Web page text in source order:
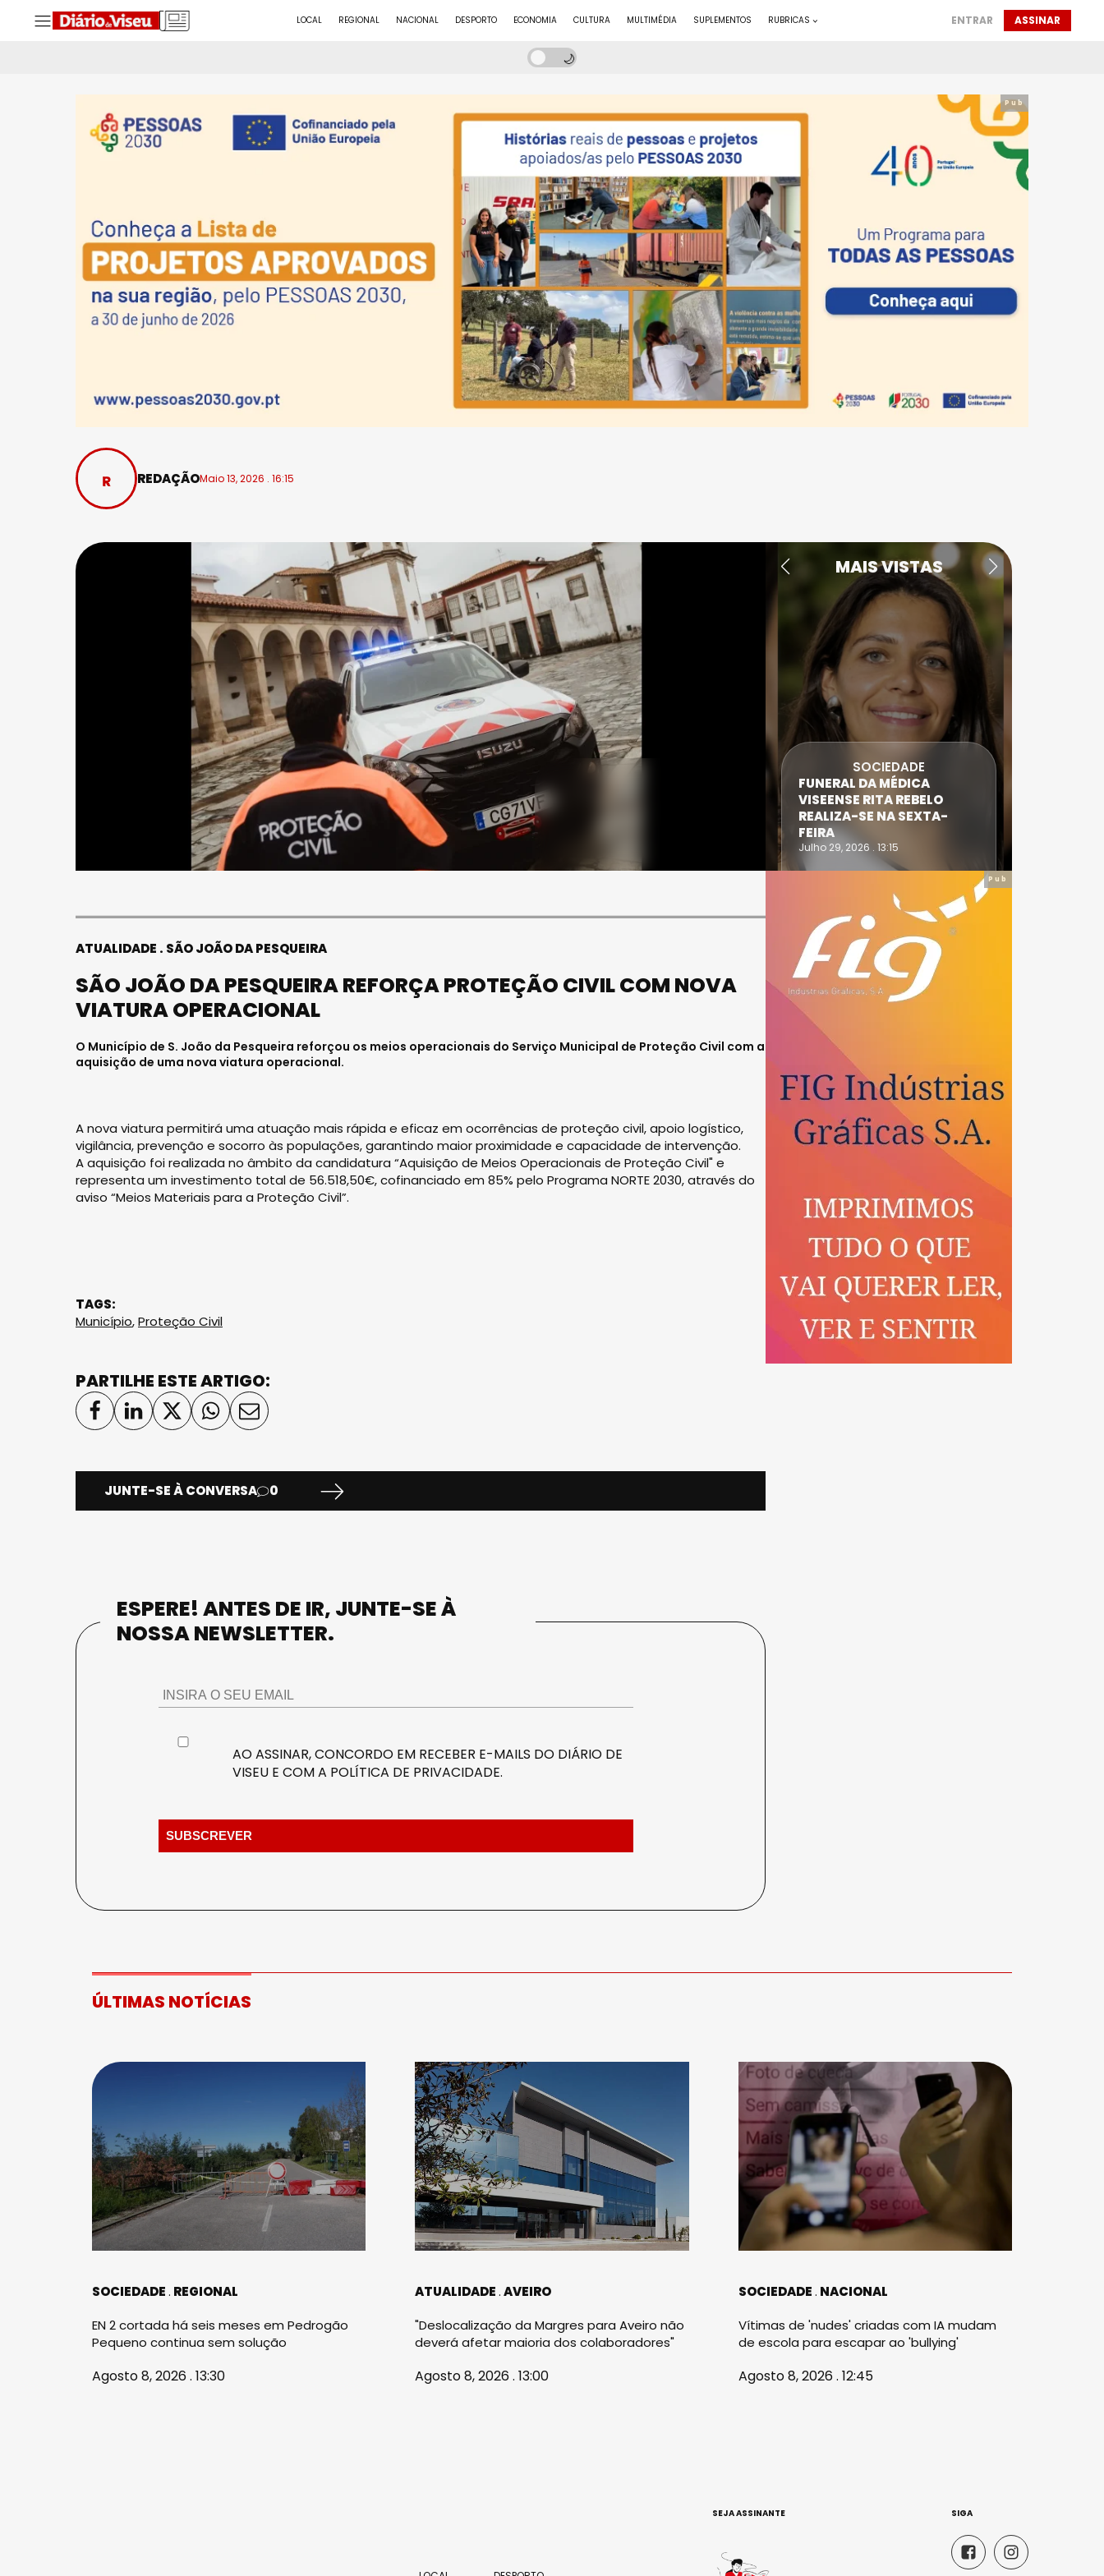
LOCAL REGIONAL NACIONAL DESPORTO ECONOMIA CULTURA MULTIMÉDIA SUPLEMENTOS RUBRICAS ENTRAR ASSINAR
Pub
REDAÇÃOMaio 13, 2026 . 16:15
ATUALIDADE SÃO JOÃO DA PESQUEIRA
SÃO JOÃO DA PESQUEIRA REFORÇA PROTEÇÃO CIVIL COM NOVA
VIATURA OPERACIONAL
O Município de S. João da Pesqueira reforçou os meios operacionais do Serviço Municipal de Proteção Civil com a
aquisição de uma nova viatura operacional.
A nova viatura permitirá uma atuação mais rápida e eficaz em ocorrências de proteção civil, apoio logístico,
vigilância, prevenção e socorro às populações, garantindo maior proximidade e capacidade de intervenção.
A aquisição foi realizada no âmbito da candidatura “Aquisição de Meios Operacionais de Proteção Civil" e
representa um investimento total de 56.518,50€, cofinanciado em 85% pelo Programa NORTE 2030, através do
aviso “Meios Materiais para a Proteção Civil”.
TAGS:
Município,Proteção Civil
PARTILHE ESTE ARTIGO:
JUNTE-SE À CONVERSA 0
ESPERE! ANTES DE IR, JUNTE-SE À
NOSSA NEWSLETTER.
AO ASSINAR, CONCORDO EM RECEBER E-MAILS DO DIÁRIO DE
VISEU E COM A POLÍTICA DE PRIVACIDADE.
MAIS VISTAS
SOCIEDADE
FUNERAL DA MÉDICA
VISEENSE RITA REBELO
REALIZA-SE NA SEXTA-
FEIRA
Julho 29, 2026 . 13:15
Pub
ÚLTIMAS NOTÍCIAS
SOCIEDADE REGIONAL
EN 2 cortada há seis meses em Pedrogão
Pequeno continua sem solução
Agosto 8, 2026 . 13:30
ATUALIDADE AVEIRO
"Deslocalização da Margres para Aveiro não
deverá afetar maioria dos colaboradores"
Agosto 8, 2026 . 13:00
SOCIEDADE NACIONAL
Vítimas de 'nudes' criadas com IA mudam
de escola para escapar ao 'bullying'
Agosto 8, 2026 . 12:45
SEJA ASSINANTE SIGA